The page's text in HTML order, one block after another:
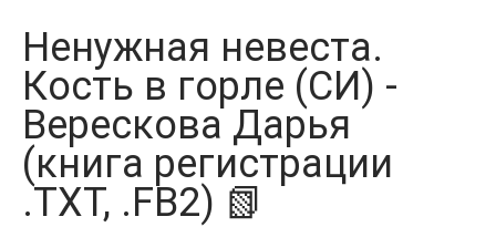
ЗАКЛАДКИ
Ненужная невеста.
Кость в горле (СИ) -
Верескова Дарья
(книга регистрации
.TXT, .FB2) 📗